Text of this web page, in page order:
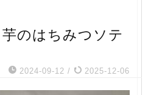
のはちみつソテ
2024-09-12 / 2025-12-06